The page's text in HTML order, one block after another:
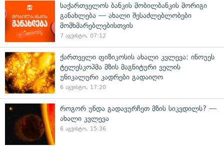
საქართველოს ბანკის მობილბანკის მორიგი
განახლება — ახალი შესაძლებლობები
მომხმარებლებისთვის
7 აგვისტო, 07:12
ქართველი ფიზიკოსის ახალი კვლევა: ინოუეს
ტელესკოპმა მზის მაგნიტური ველის
უნიკალური კადრები გადაიღო
6 აგვისტო, 17:20
როგორ უნდა გადავურჩეთ მზის სიკვდილს? —
ახალი კვლევა
6 აგვისტო, 15:36